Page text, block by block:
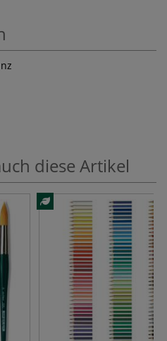
diese Artikel